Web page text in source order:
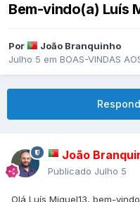
Bem-vindo(a) Luís
Por
João Branquinho
Julho 5 em BOAS-VINDAS
João
Publicado Julho 5
Olá Luís Miguel13, bem-